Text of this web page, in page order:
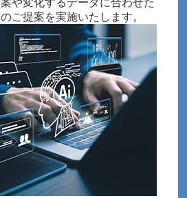
や変化するデータに合わせた
ご提案を実施いたします。